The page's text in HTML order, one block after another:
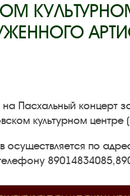
Пасхальный концерт
культурном
осуществляется по